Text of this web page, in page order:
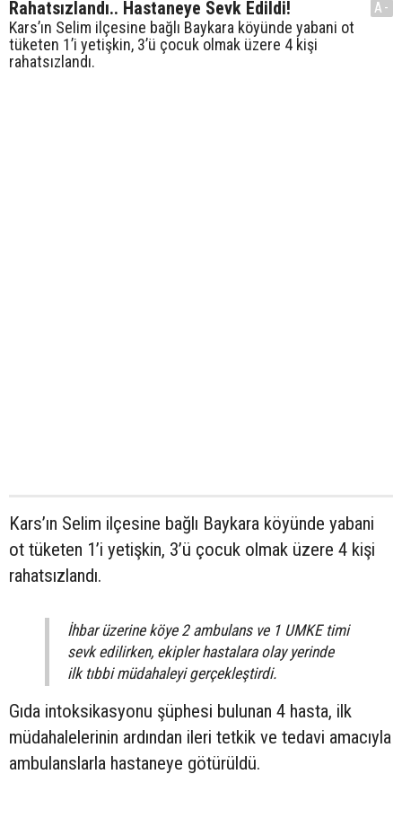
Rahatsızlandı.. Hastaneye Sevk Edildi!
Kars’ın Selim ilçesine bağlı Baykara köyünde yabani ot
tüketen 1’i yetişkin, 3’ü çocuk olmak üzere 4 kişi
rahatsızlandı.
A-
Kars’ın Selim ilçesine bağlı Baykara köyünde yabani
ot tüketen 1’i yetişkin, 3’ü çocuk olmak üzere 4 kişi
rahatsızlandı.
İhbar üzerine köye 2 ambulans ve 1 UMKE timi
sevk edilirken, ekipler hastalara olay yerinde
ilk tıbbi müdahaleyi gerçekleştirdi.
Gıda intoksikasyonu şüphesi bulunan 4 hasta, ilk
müdahalelerinin ardından ileri tetkik ve tedavi amacıyla
ambulanslarla hastaneye götürüldü.